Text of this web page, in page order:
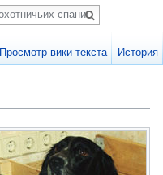
Просмотр вики-текста История